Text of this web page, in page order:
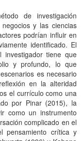
de investigación
y las ciencias
podrían influir en
identificado. El
tiene que
y profundo, lo que
es necesario
en la alteridad
el currículo como una
por Pinar (2015), la
como un instrumento
complicado en el
pensamiento crítica y